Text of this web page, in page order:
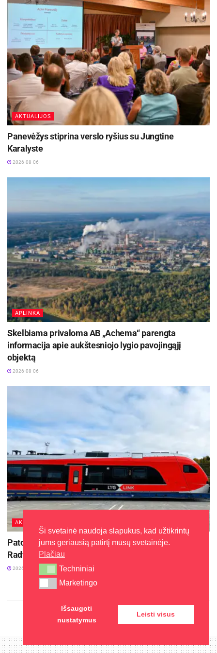
AKTUALIJOS
Panevėžys stiprina verslo ryšius su Jungtine
Karalyste
2026-08-06
APLINKA
Skelbiama privaloma AB „Achema“ parengta
informacija apie aukštesniojo lygio pavojingąjį
objektą
2026-08-06
AKTUALIJOS
Patogesnės kelionės elektriniais traukiniais iš
Radviliškio – jau šį rudenį
2026-08-05
Ši svetainė naudoja slapukus, kad užtikrintų
jums geriausią patirtį mūsų svetainėje.
Plačiau
Techniniai
Techniniai
Marketingo
Marketingo
Išsaugoti
nustatymus
Leisti visus